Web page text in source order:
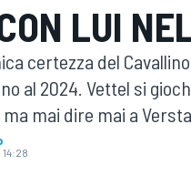
WECLUI
certezza del
al 2024. Vettel si
mai dire mai a
14:28